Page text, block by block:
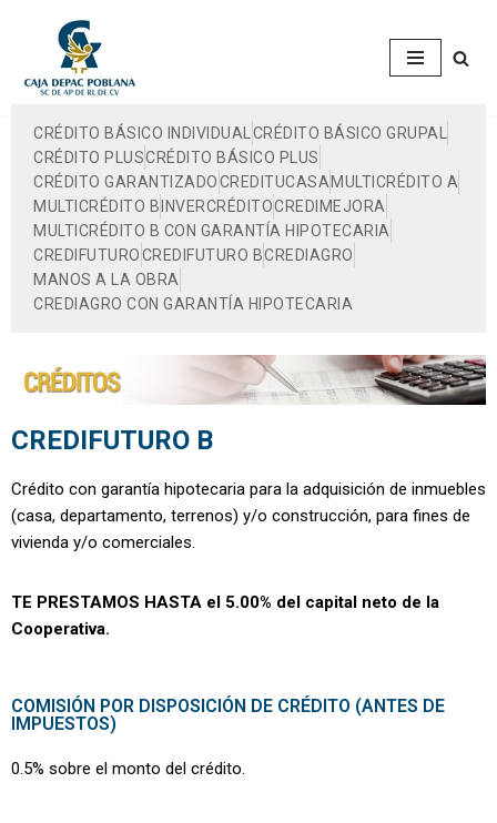
al
CRÉDITO BÁSICO INDIVIDUAL CRÉDITO BÁSICO GRUPAL
CRÉDITO PLUSCRÉDITO BÁSICO PLUS
CRÉDITO GARANTIZADOCREDITUCASA MULTICRÉDITO A
MULTICRÉDITO B INVERCRÉDITOCREDIMEJORA
MULTICRÉDITO B CON GARANTÍA HIPOTECARIA
CREDIFUTUROCREDIFUTURO BCREDIAGRO
MANOS A LA OBRA
CREDIAGRO CON GARANTÍA HIPOTECARIA
CREDIFUTURO B
Crédito con garantía hipotecaria para la adquisición de inmuebles
(casa, departamento, terrenos) y/o construcción, para fines de
vivienda y/o comerciales.
TE PRESTAMOS HASTA el 5.00% del capital neto de la
Cooperativa.
COMISIÓN POR DISPOSICIÓN DE CRÉDITO (ANTES DE
IMPUESTOS)
0.5% sobre el monto del crédito.